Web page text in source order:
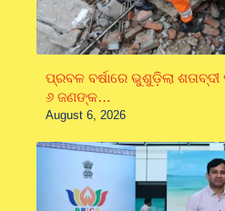
ପ୍ରବଳ ବର୍ଷାରେ ଭୁଶୁଡ଼ିଲା
୬ ଜଣଙ୍କ…
August 6, 2026